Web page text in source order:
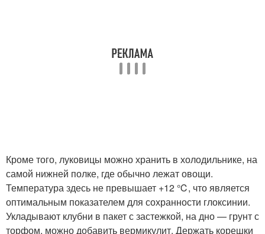
Кроме того, луковицы можно хранить в холодильнике, на
самой нижней полке, где обычно лежат овощи.
Температура здесь не превышает +12 ℃, что является
оптимальным показателем для сохранности глоксинии.
Укладывают клубни в пакет с застежкой, на дно — грунт с
торфом, можно добавить вермикулит. Держать корешки